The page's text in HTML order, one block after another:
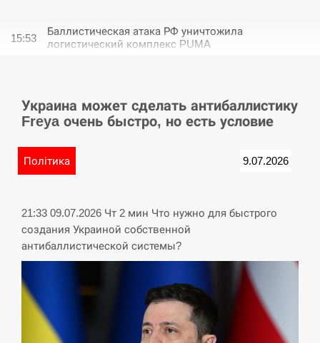
15:53
Баллистическая атака РФ уничтожила
логистический комплекс PUMA
15:40
У Німеччині удар блискавки розділив навпіл
місто в Баварії
СЕРПЕНЬ
СЕРПЕНЬ
15:10
Іспанія попросила партнерів не критикувати
Марокко через міграційну кризу –…
СЕРПЕНЬ
Украина может сделать антибаллистику
Freya очень быстро, но есть условие
Політика 9.07.2026
21:33 09.07.2026 Чт 2 мин Что нужно для быстрого
создания Украиной собственной
антибаллистической системы?